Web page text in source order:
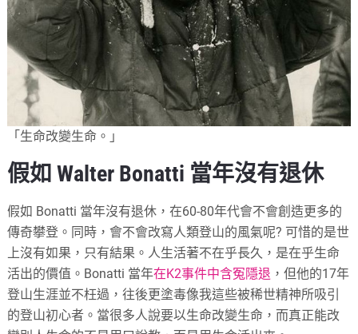
「生命改變生命。」
假如 Walter Bonatti 當年沒有退休
假如 Bonatti 當年沒有退休，在60-80年代會不會創造更多的
傳奇攀登。同時，會不會改寫人類登山的風氣呢? 可惜的是世
上沒有如果，只有結果。人生活著不在乎長久，是在乎生命
活出的價值。Bonatti 當年在K2事件中含冤隱退 ，但他的17年
登山生涯並不枉過，往後更塗毒像我這些被稀世精神所吸引
的登山初心者。當很多人說要以生命改變生命，而真正能改